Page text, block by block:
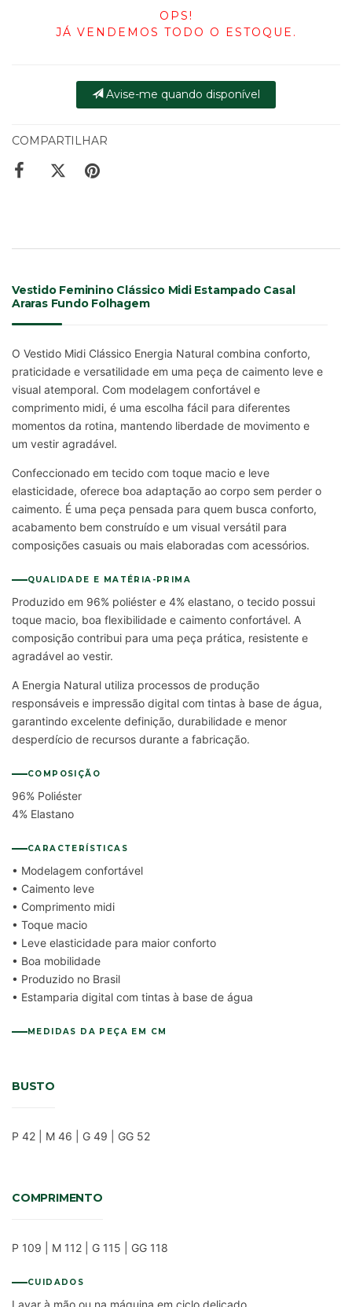
OPS!
JÁ VENDEMOS TODO O ESTOQUE.
Avise-me quando disponível
COMPARTILHAR
Vestido Feminino Clássico Midi Estampado Casal
Araras Fundo Folhagem
O Vestido Midi Clássico Energia Natural combina conforto,
praticidade e versatilidade em uma peça de caimento leve e
visual atemporal. Com modelagem confortável e
comprimento midi, é uma escolha fácil para diferentes
momentos da rotina, mantendo liberdade de movimento e
um vestir agradável.
Confeccionado em tecido com toque macio e leve
elasticidade, oferece boa adaptação ao corpo sem perder o
caimento. É uma peça pensada para quem busca conforto,
acabamento bem construído e um visual versátil para
composições casuais ou mais elaboradas com acessórios.
QUALIDADE E MATÉRIA-PRIMA
Produzido em 96% poliéster e 4% elastano, o tecido possui
toque macio, boa flexibilidade e caimento confortável. A
composição contribui para uma peça prática, resistente e
agradável ao vestir.
A Energia Natural utiliza processos de produção
responsáveis e impressão digital com tintas à base de água,
garantindo excelente definição, durabilidade e menor
desperdício de recursos durante a fabricação.
COMPOSIÇÃO
96% Poliéster
4% Elastano
CARACTERÍSTICAS
• Modelagem confortável
• Caimento leve
• Comprimento midi
• Toque macio
• Leve elasticidade para maior conforto
• Boa mobilidade
• Produzido no Brasil
• Estamparia digital com tintas à base de água
MEDIDAS DA PEÇA EM CM
BUSTO
P 42 | M 46 | G 49 | GG 52
COMPRIMENTO
P 109 | M 112 | G 115 | GG 118
CUIDADOS